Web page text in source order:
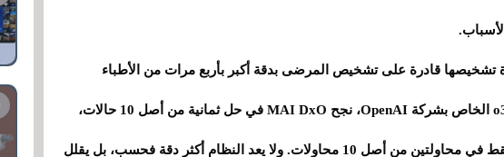
قادرة على تشخيص المرضى بدقة أكبر بأربع مرات من الأطباء
البشريين. وعند دمجه مع نموذج o3 الخاص بشركة OpenAI، نجح MAI DxO في حل ثمانية من أصل 10 حالات،
في حين نجح الأطباء البشريون فقط في محاولتين من أصل 10 محاولات. ولا يعد النظام أكثر دقة فحسب، بل يقلل